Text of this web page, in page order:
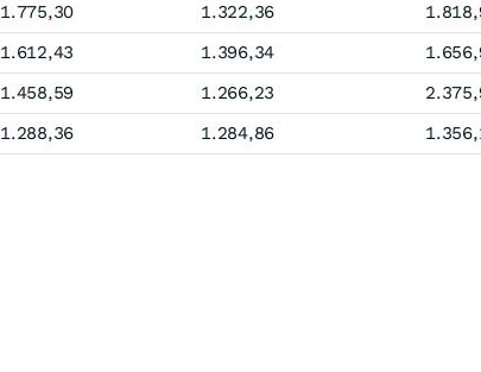
1.775,30 1.322,36
1.612,43 1.396,34
1.458,59 1.266,23
1.288,36 1.284,86